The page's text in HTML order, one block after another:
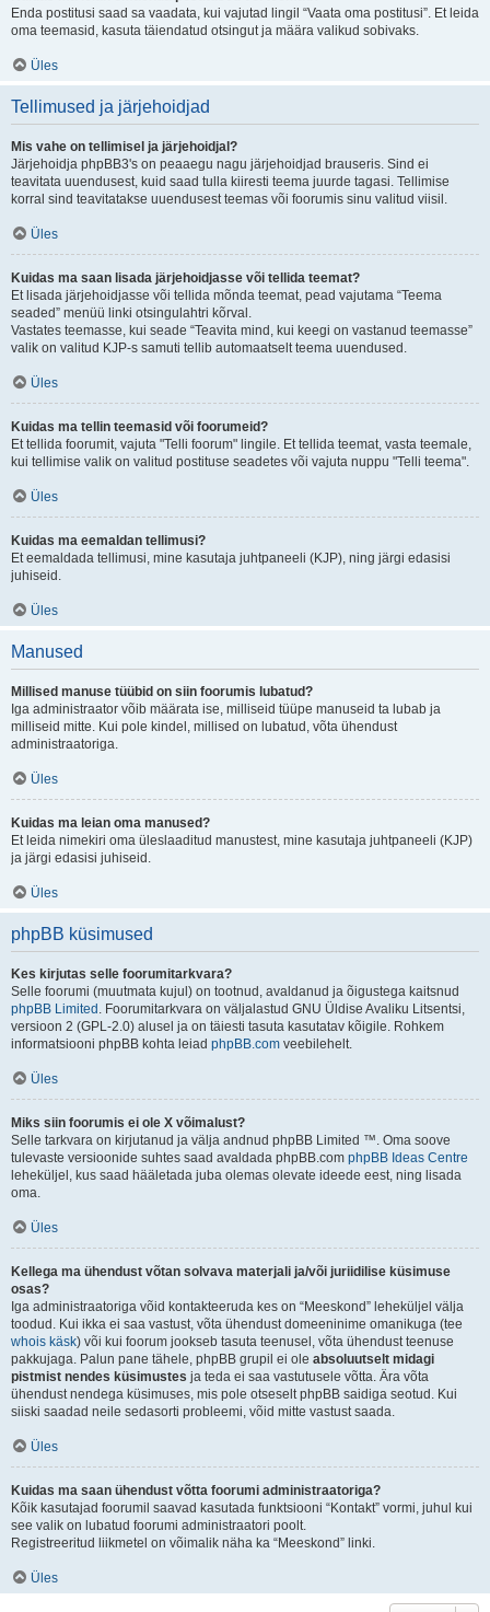
Enda postitusi saad sa vaadata, kui vajutad lingil “Vaata oma postitusi”. Et leida
oma teemasid, kasuta täiendatud otsingut ja määra valikud sobivaks.
Üles
Tellimused ja järjehoidjad
Mis vahe on tellimisel ja järjehoidjal?
Järjehoidja phpBB3's on peaaegu nagu järjehoidjad brauseris. Sind ei
teavitata uuendusest, kuid saad tulla kiiresti teema juurde tagasi. Tellimise
korral sind teavitatakse uuendusest teemas või foorumis sinu valitud viisil.
Üles
Kuidas ma saan lisada järjehoidjasse või tellida teemat?
Et lisada järjehoidjasse või tellida mõnda teemat, pead vajutama “Teema
seaded” menüü linki otsingulahtri kõrval.
Vastates teemasse, kui seade “Teavita mind, kui keegi on vastanud teemasse”
valik on valitud KJP-s samuti tellib automaatselt teema uuendused.
Üles
Kuidas ma tellin teemasid või foorumeid?
Et tellida foorumit, vajuta "Telli foorum" lingile. Et tellida teemat, vasta teemale,
kui tellimise valik on valitud postituse seadetes või vajuta nuppu "Telli teema".
Üles
Kuidas ma eemaldan tellimusi?
Et eemaldada tellimusi, mine kasutaja juhtpaneeli (KJP), ning järgi edasisi
juhiseid.
Üles
Manused
Millised manuse tüübid on siin foorumis lubatud?
Iga administraator võib määrata ise, milliseid tüüpe manuseid ta lubab ja
milliseid mitte. Kui pole kindel, millised on lubatud, võta ühendust
administraatoriga.
Üles
Kuidas ma leian oma manused?
Et leida nimekiri oma üleslaaditud manustest, mine kasutaja juhtpaneeli (KJP)
ja järgi edasisi juhiseid.
Üles
phpBB küsimused
Kes kirjutas selle foorumitarkvara?
Selle foorumi (muutmata kujul) on tootnud, avaldanud ja õigustega kaitsnud
phpBB Limited . Foorumitarkvara on väljalastud GNU Üldise Avaliku Litsentsi,
versioon 2 (GPL-2.0) alusel ja on täiesti tasuta kasutatav kõigile. Rohkem
informatsiooni phpBB kohta leiad phpBB.com veebilehelt.
Üles
Miks siin foorumis ei ole X võimalust?
Selle tarkvara on kirjutanud ja välja andnud phpBB Limited ™. Oma soove
tulevaste versioonide suhtes saad avaldada phpBB.com phpBB Ideas Centre
leheküljel, kus saad hääletada juba olemas olevate ideede eest, ning lisada
oma.
Üles
Kellega ma ühendust võtan solvava materjali ja/või juriidilise küsimuse
osas?
Iga administraatoriga võid kontakteeruda kes on “Meeskond” leheküljel välja
toodud. Kui ikka ei saa vastust, võta ühendust domeeninime omanikuga (tee
whois käsk) või kui foorum jookseb tasuta teenusel, võta ühendust teenuse
pakkujaga. Palun pane tähele, phpBB grupil ei ole absoluutselt midagi
pistmist nendes küsimustes ja teda ei saa vastutusele võtta. Ära võta
ühendust nendega küsimuses, mis pole otseselt phpBB saidiga seotud. Kui
siiski saadad neile sedasorti probleemi, võid mitte vastust saada.
Üles
Kuidas ma saan ühendust võtta foorumi administraatoriga?
Kõik kasutajad foorumil saavad kasutada funktsiooni “Kontakt” vormi, juhul kui
see valik on lubatud foorumi administraatori poolt.
Registreeritud liikmetel on võimalik näha ka “Meeskond” linki.
Üles